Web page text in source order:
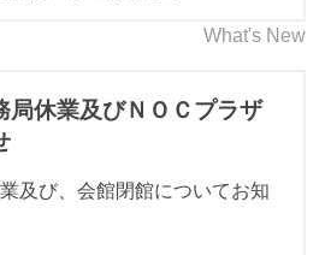
What's New
局休業及びＮＯＣプラザ
及び、会館閉館についてお知